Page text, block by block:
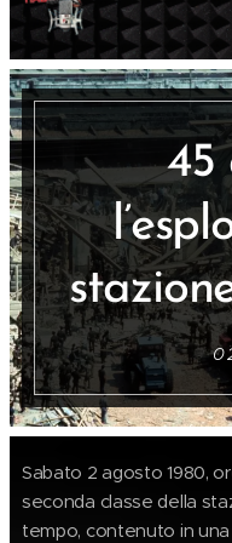
45
Sabato 2 agosto 1980,
seconda classe della
tempo, contenuto in